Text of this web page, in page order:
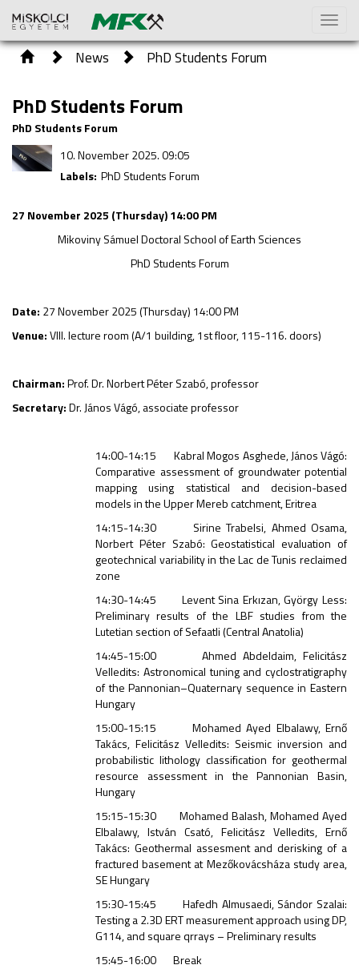
Toggle
News PhD Students Forum
PhD Students Forum
PhD Students Forum
10. November 2025. 09:05
Labels: PhD Students Forum
27 November 2025 (Thursday) 14:00 PM
Mikoviny Sámuel Doctoral School of Earth Sciences
PhD Students Forum
Date: 27 November 2025 (Thursday) 14:00 PM
Venue:VIII. lecture room (A/1 building, 1st floor, 115-116. doors)
Chairman:Prof. Dr. Norbert Péter Szabó, professor
Secretary:Dr. János Vágó, associate professor
14:00-14:15 Kabral Mogos Asghede, János Vágó:
Comparative assessment of groundwater potential
mapping using statistical and decision-based
models in the Upper Mereb catchment, Eritrea
14:15-14:30 Sirine Trabelsi, Ahmed Osama,
Norbert Péter Szabó: Geostatistical evaluation of
geotechnical variability in the Lac de Tunis reclaimed
zone
14:30-14:45 Levent Sina Erkızan, György Less:
Preliminary results of the LBF studies from the
Lutetian section of Sefaatli (Central Anatolia)
14:45-15:00 Ahmed Abdeldaim, Felicitász
Velledits: Astronomical tuning and cyclostratigraphy
of the Pannonian–Quaternary sequence in Eastern
Hungary
15:00-15:15 Mohamed Ayed Elbalawy, Ernő
Takács, Felicitász Velledits: Seismic inversion and
probabilistic lithology classification for geothermal
resource assessment in the Pannonian Basin,
Hungary
15:15-15:30 Mohamed Balash, Mohamed Ayed
Elbalawy, István Csató, Felicitász Velledits, Ernő
Takács: Geothermal assesment and derisking of a
fractured basement at Mezőkovácsháza study area,
SE Hungary
15:30-15:45 Hafedh Almusaedi, Sándor Szalai:
Testing a 2.3D ERT measurement approach using DP,
G114, and square qrrays – Preliminary results
15:45-16:00 Break